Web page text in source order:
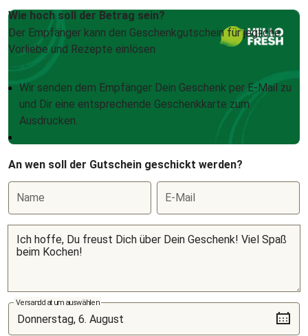
Wie hoch soll der Betrag sein?
Der Empfänger kann den Geschenkgutschein für jegliche
Vorliebe und Rezepte einlösen
Wir senden dem Empfänger Dein Geschenk per E-Mail zu
und Dir eine entsprechende Geschenkkarte zum
Ausdrucken.
An wen soll der Gutschein geschickt werden?
Name E-Mail
Versanddatum auswählen